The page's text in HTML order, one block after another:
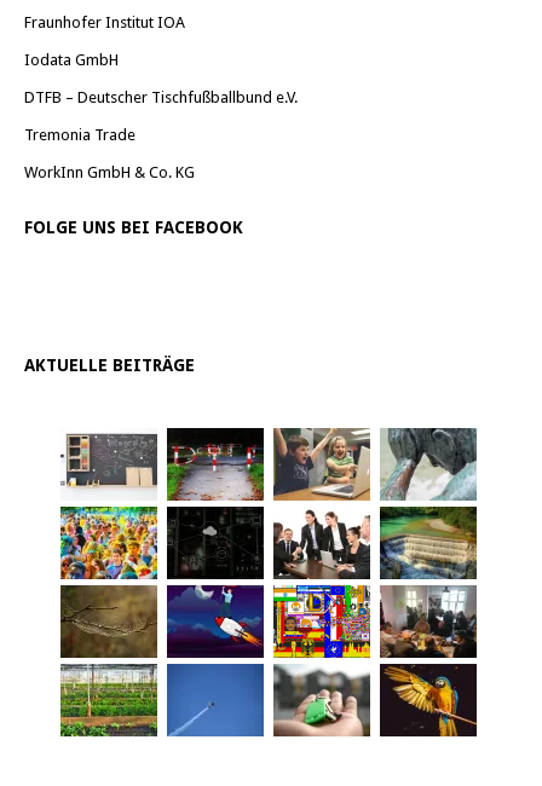
Fraunhofer Institut IOA
Iodata GmbH
DTFB – Deutscher Tischfußballbund e.V.
Tremonia Trade
WorkInn GmbH & Co. KG
FOLGE UNS BEI FACEBOOK
AKTUELLE BEITRÄGE